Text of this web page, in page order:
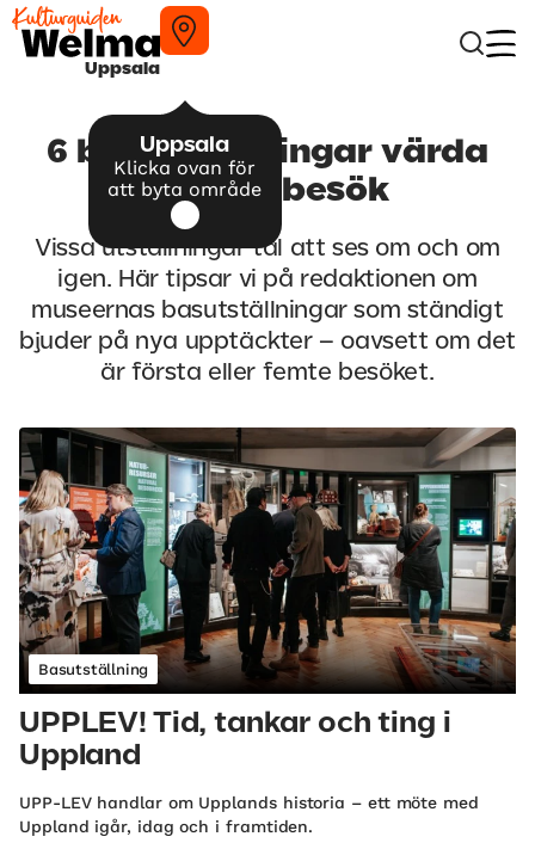
Uppsala
Uppsala
Klicka ovan för
att byta område
6 basutställningar värda
ett återbesök
Vissa utställningar tål att ses om och om
igen. Här tipsar vi på redaktionen om
museernas basutställningar som ständigt
bjuder på nya upptäckter – oavsett om det
är första eller femte besöket.
Basutställning
UPPLEV! Tid, tankar och ting i
Uppland
UPP-LEV handlar om Upplands historia – ett möte med
Uppland igår, idag och i framtiden.